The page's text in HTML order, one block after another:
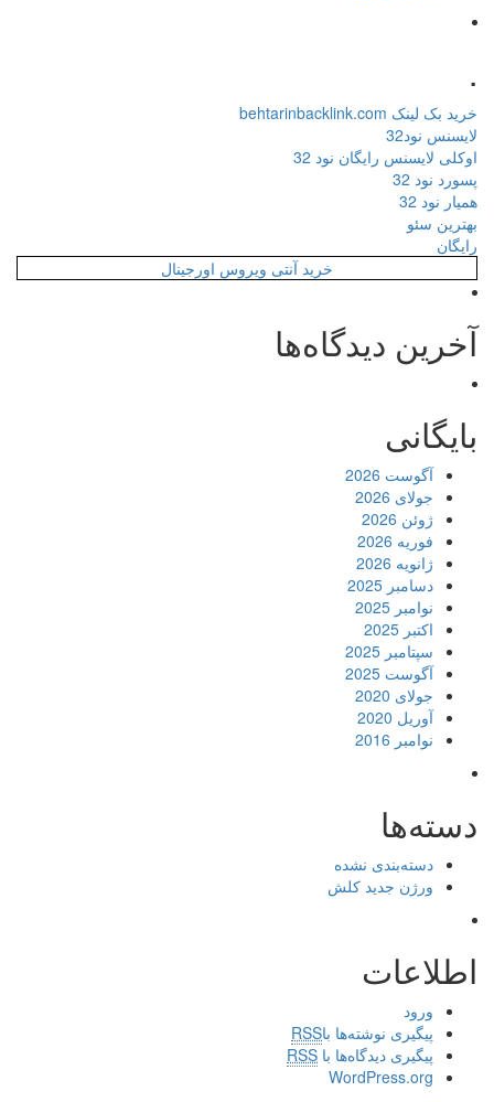
.
خرید بک لینک behtarinbacklink.com
لایسنس نود32
اوکلی لایسنس رایگان نود 32
پسورد نود 32
همیار نود 32
بهترین سئو
رایگان
خرید آنتی ویروس اورجینال
آخرین دیدگاه‌ها
بایگانی
آگوست 2026
جولای 2026
ژوئن 2026
فوریه 2026
ژانویه 2026
دسامبر 2025
نوامبر 2025
اکتبر 2025
سپتامبر 2025
آگوست 2025
جولای 2020
آوریل 2020
نوامبر 2016
دسته‌ها
دسته‌بندی نشده
ورژن جدید کلش
اطلاعات
ورود
پیگیری نوشته‌ها باRSS
پیگیری دیدگاه‌ها با RSS
WordPress.org